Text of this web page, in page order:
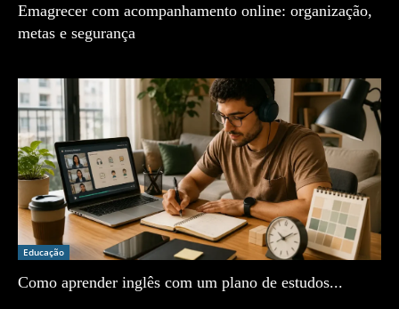
Emagrecer com acompanhamento online: organização,
metas e segurança
Educação
Como aprender inglês com um plano de estudos...